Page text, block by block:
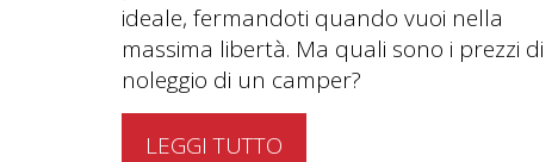
ideale, fermandoti quando vuoi nella
massima libertà. Ma quali sono i prezzi di
noleggio di un camper?
LEGGI TUTTO